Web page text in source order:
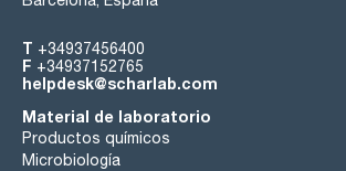
T +34937456400
F +34937152765
helpdesk@scharlab.com
Material de laboratorio
Productos químicos
Microbiología